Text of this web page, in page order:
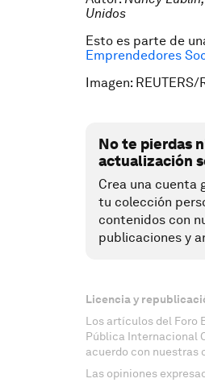
Unidos
Esto es parte de
Emprendedores
Imagen:
No te pierdas
actualización
Crea una cuenta
tu colección
contenidos con
publicaciones y
Licencia y
Los artículos del Foro
Pública Internacional
acuerdo con nuestras
Las opiniones